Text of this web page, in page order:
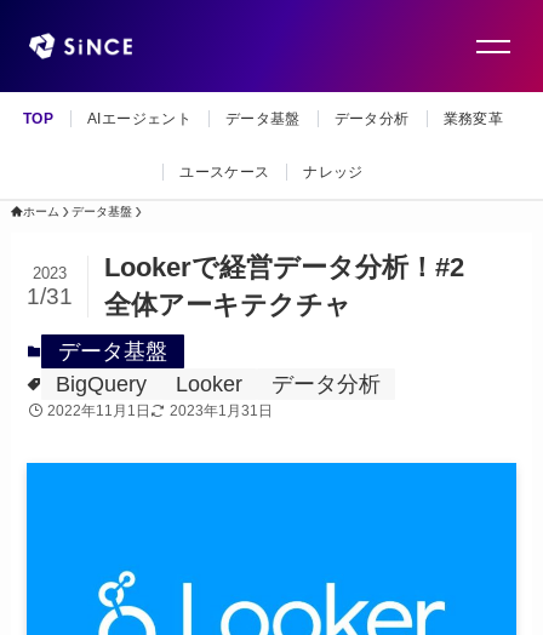
TOP AIエージェント データ基盤 データ分析 業務変革
ユースケース ナレッジ
ホーム データ基盤
Lookerで経営データ分析！#2
全体アーキテクチャ
2023
1/31
データ基盤
BigQuery
Looker データ分析
2022年11月1日 2023年1月31日